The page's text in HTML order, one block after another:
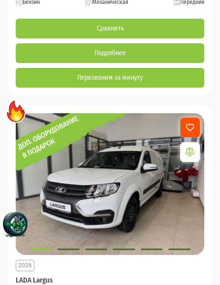
Бензин Механическая Передний
Сравнить
Подробнее
Перезвоним за минуту
LADA Largus
2026